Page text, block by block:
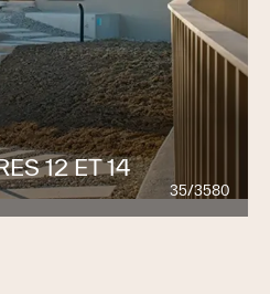
12 ET 14
35/3580